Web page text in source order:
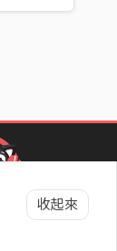
收起來
音樂獎